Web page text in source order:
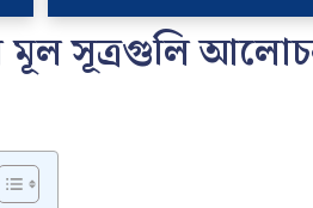
মূল সূত্রগুলি